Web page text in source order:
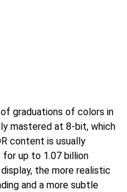
graduations of colors in
mastered at 8-bit, which
content is usually
up to 1.07 billion
the more realistic
and a more subtle